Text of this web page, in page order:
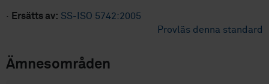
· Ersätts av: SS-ISO 5742:2005
Provläs denna standard
Ämnesområden